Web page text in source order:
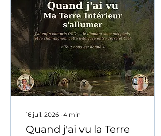
16 juil. 2026 ∙ 4 min
Quand j'ai vu la Terre